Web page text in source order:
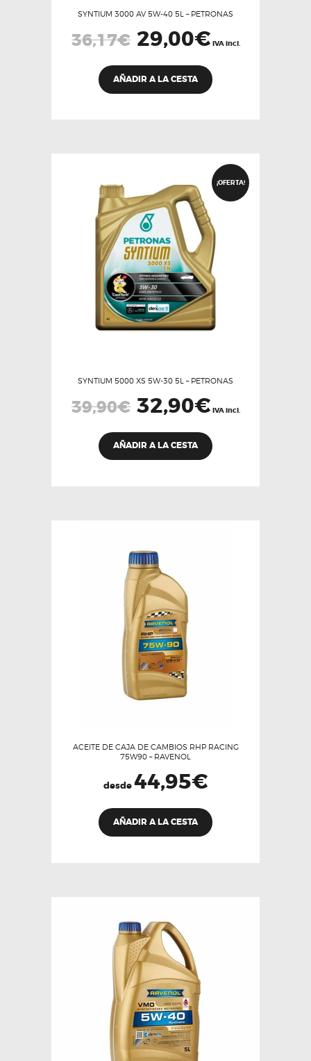
SYNTIUM 3000 AV 5W-40 5L – PETRONAS
36,17€
El
precio
era:
36,17€.
29,00€El
precio
29,00€.
IVA incl.
AÑADIR A LA CESTA
¡OFERTA!
SYNTIUM 5000 XS 5W-30 5L – PETRONAS
39,90€
El
precio
era:
39,90€.
32,90€El
precio
32,90€.
IVA incl.
AÑADIR A LA CESTA
ACEITE DE CAJA DE CAMBIOS RHP RACING
75W90 – RAVENOL
desde44,95€
AÑADIR A LA CESTA